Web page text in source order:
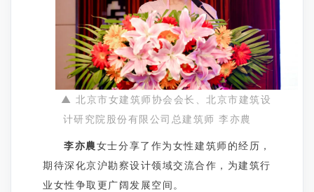
▲ 北京市女建筑师协会会长、北京市建筑设
计研究院股份有限公司总建筑师 李亦農
李亦農女士分享了作为女性建筑师的经历，
期待深化京沪勘察设计领域交流合作，为建筑行
业女性争取更广阔发展空间。